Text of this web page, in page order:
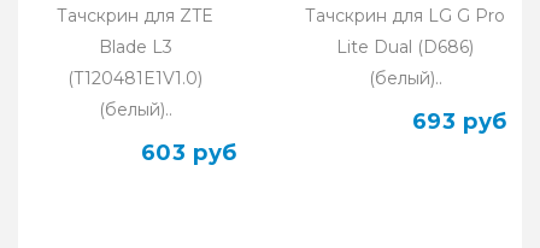
Тачскрин для ZTE
Blade L3
(T120481E1V1.0)
(белый)..
603 руб
Тачскрин для LG G Pro
Lite Dual (D686)
(белый)..
693 руб